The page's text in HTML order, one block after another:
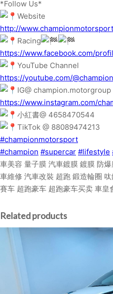
*Follow Us*
Website
http://
Racing
https://www.facebook.com/
YouTube Channel
https://youtube.com/
IG@ champion.motorgroup
https://www.instagram.com/
小紅書@ 4658470544
TikTok @ 88089474213
#championmotorsport
#champion #supercar #lifestyle
車美容 量子膜 汽車鍍膜 鍍膜 防
車維修 汽車改裝 超跑 鍛造輪圈 呔
賽车 超跑豪车 超跑豪车买卖 車皇
Related products